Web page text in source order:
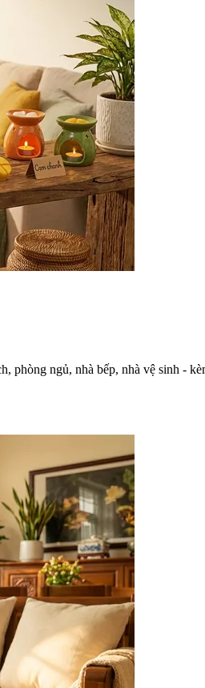
phòng ngủ, nhà bếp, nhà vệ sinh -